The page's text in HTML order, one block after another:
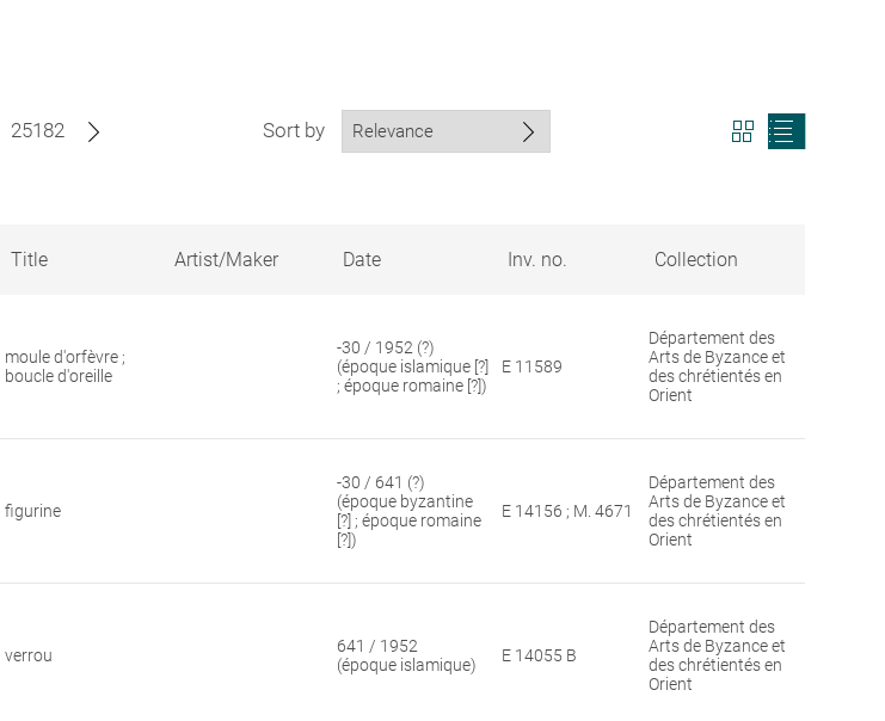
25182 Sort by
View
search
View
Title Artist/Maker Date Inv. no. Collection
moule d'orfèvre ;
boucle d'oreille
-30 / 1952 (?)
(époque islamique [?]
; époque romaine [?])
E 11589
Département des
Arts de Byzance et
des chrétientés en
Orient
figurine
-30 / 641 (?)
(époque byzantine
[?] ; époque romaine
[?])
E 14156 ; M. 4671
Département des
Arts de Byzance et
des chrétientés en
Orient
verrou
641 / 1952
(époque islamique)
E 14055 B
Département des
Arts de Byzance et
des chrétientés en
Orient